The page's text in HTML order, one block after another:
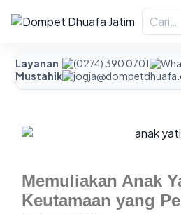
Layanan
Mustahik
(0274) 390 0701
Memuliakan Anak
Keutamaan yang